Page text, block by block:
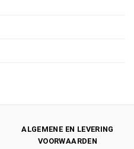
ALGEMENE EN LEVERING
VOORWAARDEN